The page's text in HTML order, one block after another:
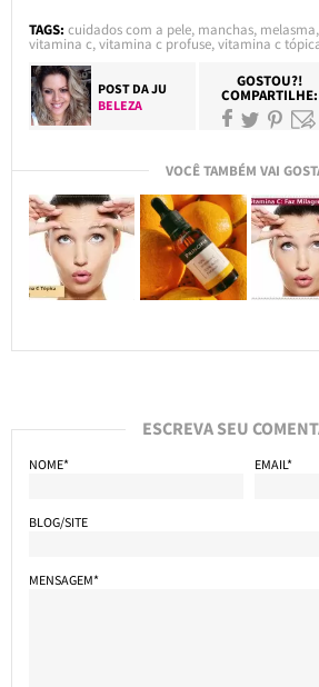
TAGS: cuidados com a pele, manchas, melasma,
vitamina c,vitamina c profuse,vitamina c
POST DAJU
BELEZA
GOSTOU?!
COMPARTILHE:
VOCÊ TAMBÉM VAI
ESCREVA SEU
NOME* EMAIL*
BLOG/SITE
MENSAGEM*